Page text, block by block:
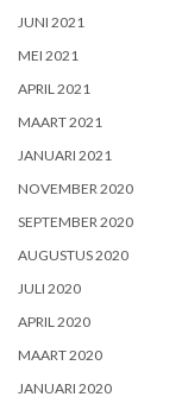
JUNI 2021
MEI 2021
APRIL 2021
MAART 2021
JANUARI 2021
NOVEMBER 2020
SEPTEMBER 2020
AUGUSTUS 2020
JULI 2020
APRIL 2020
MAART 2020
JANUARI 2020